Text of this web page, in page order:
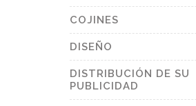
COJINES
DISEÑO
DISTRIBUCIÓN DE SU
PUBLICIDAD